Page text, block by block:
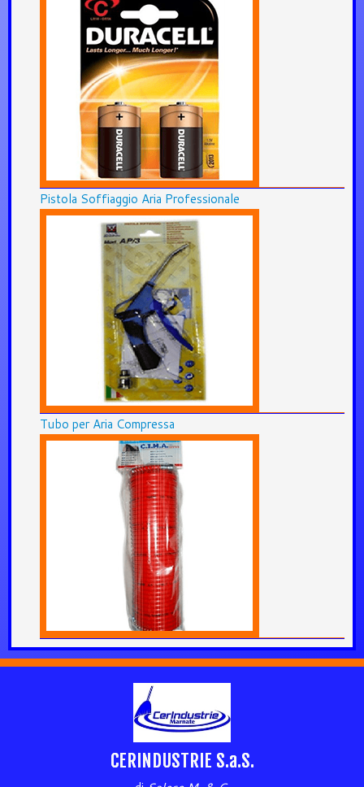
Pistola Soffiaggio Aria Professionale
Tubo per Aria Compressa
CERINDUSTRIE S.a.S.